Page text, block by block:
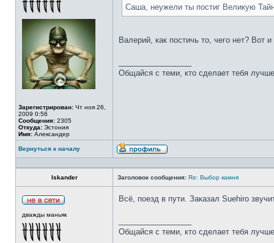
Зарегистрирован: Чт ноя 26,
2009 0:56
Сообщения: 2305
Откуда: Эстония
Имя: Александер
Саша, неужели ты постиг Великую
Валерий, как постичь то, чего нет? Вот
Общайся с теми, кто сделает тебя
Вернуться к началу
Iskander Заголовок сообщения: Re: Выбор камня
дважды маньяк
Всё, поезд в пути. Заказал Suehiro
Общайся с теми, кто сделает тебя